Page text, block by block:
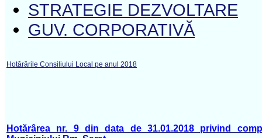
STRATEGIE DEZVOLTARE
GUV. CORPORATIVĂ
Hotărârile Consiliului Local pe anul 2018
Hotărârea nr. 9 din data de 31.01.2018 privind